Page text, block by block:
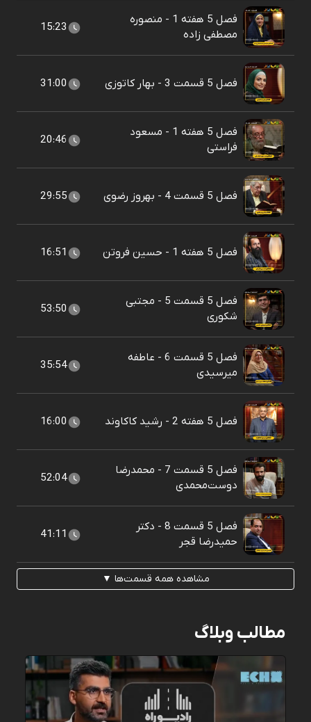
فصل 5 هفته 1 - منصوره
مصطفی زاده
15:23
فصل 5 قسمت 3 - بهار کاتوزی 31:00
فصل 5 هفته 1 - مسعود
فراستی
20:46
فصل 5 قسمت 4 - بهروز رضوی 29:55
فصل 5 هفته 1 - حسین فروتن 16:51
فصل 5 قسمت 5 - مجتبی
شکوری
53:50
فصل 5 قسمت 6 - عاطفه
میرسیدی
35:54
فصل 5 هفته 2 - رشید کاکاوند 16:00
فصل 5 قسمت 7 - محمدرضا
دوست‌محمدی
52:04
فصل 5 قسمت 8 - دکتر
حمیدرضا قجر
41:11
مشاهده همه قسمت‌ها ▼
مطالب وبلاگ